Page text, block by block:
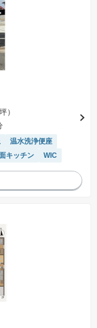
）
温水洗浄便座
キッチン
WIC